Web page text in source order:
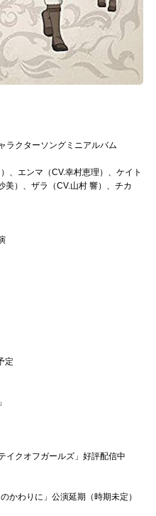
ラクターソングミニアルバム
、エンマ（CV.幸村恵理）、ケイト
美）、ザラ（CV.山村 響）、チカ
定
イクオフガールズ」好評配信中
かわりに」公演延期（時期未定）